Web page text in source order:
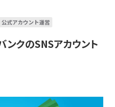
公式アカウント運営
ンクのSNSアカウント